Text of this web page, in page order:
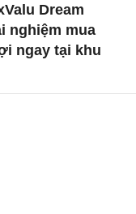
Dream
nghiệm mua
ngay tại khu